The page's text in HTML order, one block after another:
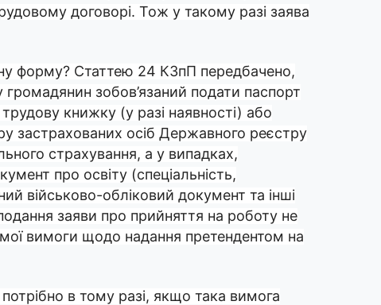
договорі. Тож у такому разі заява
форму? Статтею 24 КЗпП передбачено,
зобов’язаний подати паспорт
книжку (у разі наявності) або
застрахованих осіб Державного реєстру
страхування, а у випадках,
про освіту (спеціальність,
військово-обліковий документ та інші
заяви про прийняття на роботу не
вимоги щодо надання претендентом на
в тому разі, якщо така вимога